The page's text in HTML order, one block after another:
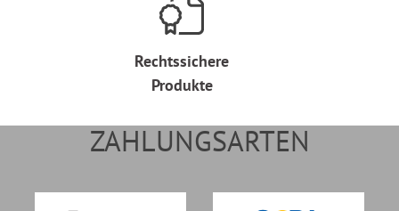
Rechtssichere
Produkte
ZAHLUNGSARTEN